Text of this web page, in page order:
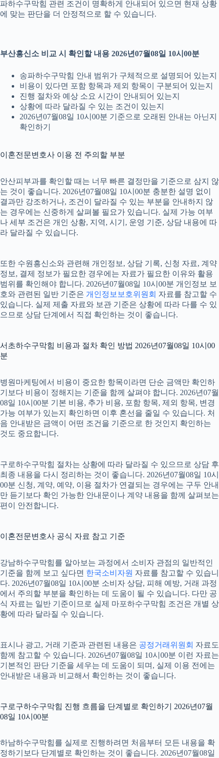
파하수구막힘 관련 조건이 명확하게 안내되어 있으면 현재 상황
에 맞는 판단을 더 안정적으로 할 수 있습니다.
부산흥신소 비교 시 확인할 내용 2026년07월08일 10시00분
송파하수구막힘 안내 범위가 구체적으로 설명되어 있는지
비용이 있다면 포함 항목과 제외 항목이 구분되어 있는지
진행 절차와 예상 소요 시간이 안내되어 있는지
상황에 따라 달라질 수 있는 조건이 있는지
2026년07월08일 10시00분 기준으로 오래된 안내는 아닌지
확인하기
이혼전문변호사 이용 전 주의할 부분
안산피부과를 확인할 때는 너무 빠른 결정만을 기준으로 삼지 않
는 것이 좋습니다. 2026년07월08일 10시00분 충분한 설명 없이
결과만 강조하거나, 조건이 달라질 수 있는 부분을 안내하지 않
는 경우에는 신중하게 살펴볼 필요가 있습니다. 실제 가능 여부
나 세부 조건은 개인 상황, 지역, 시기, 운영 기준, 상담 내용에 따
라 달라질 수 있습니다.
또한 수원흥신소와 관련해 개인정보, 상담 기록, 신청 자료, 계약
정보, 결제 정보가 필요한 경우에는 자료가 필요한 이유와 활용
범위를 확인해야 합니다. 2026년07월08일 10시00분 개인정보 보
호와 관련된 일반 기준은 개인정보보호위원회 자료를 참고할 수
있습니다. 실제 제출 자료와 보관 기준은 상황에 따라 다를 수 있
으므로 상담 단계에서 직접 확인하는 것이 좋습니다.
서초하수구막힘 비용과 절차 확인 방법 2026년07월08일 10시00
분
병원마케팅에서 비용이 중요한 항목이라면 단순 금액만 확인하
기보다 비용이 정해지는 기준을 함께 살펴야 합니다. 2026년07월
08일 10시00분 기본 비용, 추가 비용, 포함 항목, 제외 항목, 변경
가능 여부가 있는지 확인하면 이후 혼선을 줄일 수 있습니다. 처
음 안내받은 금액이 어떤 조건을 기준으로 한 것인지 확인하는
것도 중요합니다.
구로하수구막힘 절차는 상황에 따라 달라질 수 있으므로 상담 후
최종 내용을 다시 정리하는 것이 좋습니다. 2026년07월08일 10시
00분 신청, 계약, 예약, 이용 절차가 연결되는 경우에는 구두 안내
만 듣기보다 확인 가능한 안내문이나 계약 내용을 함께 살펴보는
편이 안전합니다.
이혼전문변호사 공식 자료 참고 기준
강남하수구막힘를 알아보는 과정에서 소비자 관점의 일반적인
기준을 함께 보고 싶다면 한국소비자원 자료를 참고할 수 있습니
다. 2026년07월08일 10시00분 소비자 상담, 피해 예방, 거래 과정
에서 주의할 부분을 확인하는 데 도움이 될 수 있습니다. 다만 공
식 자료는 일반 기준이므로 실제 마포하수구막힘 조건은 개별 상
황에 따라 달라질 수 있습니다.
표시나 광고, 거래 기준과 관련된 내용은 공정거래위원회 자료도
함께 참고할 수 있습니다. 2026년07월08일 10시00분 이런 자료는
기본적인 판단 기준을 세우는 데 도움이 되며, 실제 이용 전에는
안내받은 내용과 비교해서 확인하는 것이 좋습니다.
구로구하수구막힘 진행 흐름을 단계별로 확인하기 2026년07월
08일 10시00분
하남하수구막힘를 실제로 진행하려면 처음부터 모든 내용을 확
정하기보다 단계별로 확인하는 것이 좋습니다. 2026년07월08일